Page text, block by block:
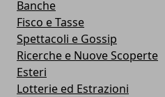
Banche
Fisco e Tasse
Spettacoli e Gossip
Ricerche e Nuove Scoperte
Esteri
Lotterie ed Estrazioni